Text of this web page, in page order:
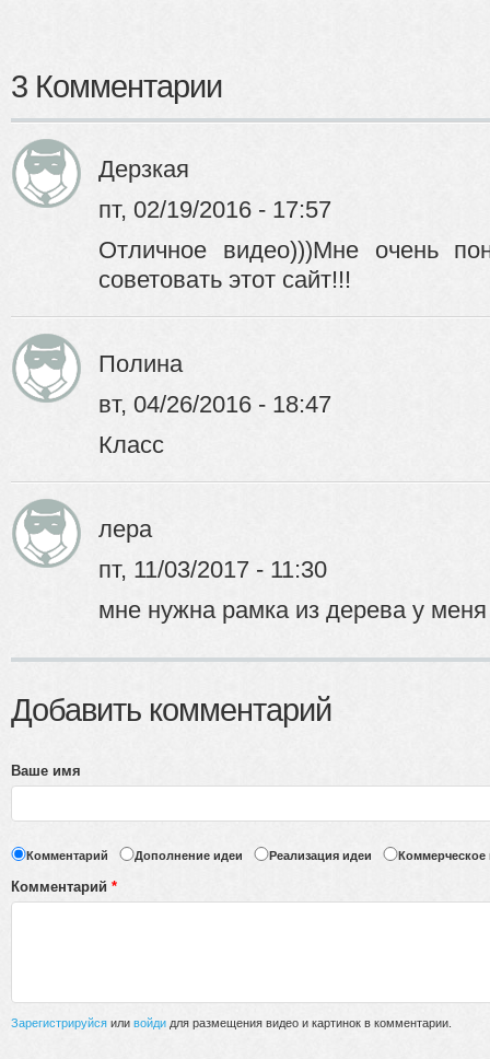
3 Комментарии
Дерзкая
пт, 02/19/2016 - 17:57
Отличное видео)))Мне очень
советовать этот сайт!!!
Полина
вт, 04/26/2016 - 18:47
Класс
лера
пт, 11/03/2017 - 11:30
мне нужна рамка из дерева у меня
Добавить комментарий
Ваше имя
Комментарий Дополнение идеи Реализация идеи
Комментарий *
Зарегистрируйся или войди для размещения видео и картинок в комментарии.